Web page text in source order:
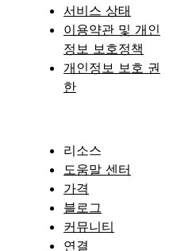
서비스 상태
이용약관 및 개인
정보 보호정책
개인정보 보호 권
한
리소스
도움말 센터
가격
블로그
커뮤니티
연결